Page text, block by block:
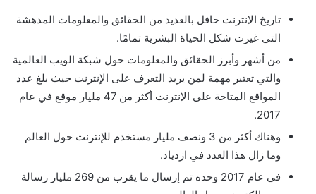
تاريخ الإنترنت حافل بالعديد من الحقائق والمعلومات المدهشة
التي غيرت شكل الحياة البشرية تمامًا.
من أشهر وأبرز الحقائق والمعلومات حول شبكة الويب العالمية
والتي تعتبر مهمة لمن يريد التعرف على الإنترنت حيث بلغ عدد
المواقع المتاحة على الإنترنت أكثر من 47 مليار موقع في عام
2017.
وهناك أكثر من 3 ونصف مليار مستخدم للإنترنت حول العالم
وما زال هذا العدد في ازدياد.
في عام 2017 وحده تم إرسال ما يقرب من 269 مليار رسالة